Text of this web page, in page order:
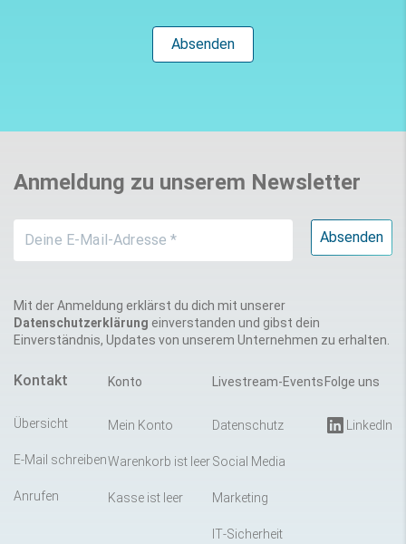
Anmeldung zu unserem Newsletter
Mit der Anmeldung erklärst du dich mit unserer
Datenschutzerklärung einverstanden und gibst dein
Einverständnis, Updates von unserem Unternehmen zu erhalten.
Kontakt
Übersicht
E-Mail schreiben
Anrufen
Konto
Mein Konto
Warenkorb ist leer
Kasse ist leer
Livestream-Events
Datenschutz
Social Media
Marketing
IT-Sicherheit
Folge uns
LinkedIn